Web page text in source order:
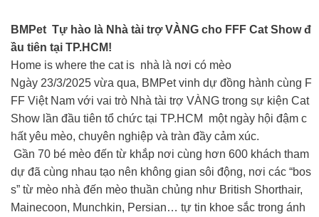
BMPet Tự hào là Nhà tài trợ VÀNG cho FFF Cat Show đ
ầu tiên tại TP.HCM!
Home is where the cat is nhà là nơi có mèo
Ngày 23/3/2025 vừa qua, BMPet vinh dự đồng hành cùng F
FF Việt Nam với vai trò Nhà tài trợ VÀNG trong sự kiện Cat
Show lần đầu tiên tổ chức tại TP.HCM một ngày hội đậm c
hất yêu mèo, chuyên nghiệp và tràn đầy cảm xúc.
Gần 70 bé mèo đến từ khắp nơi cùng hơn 600 khách tham
dự đã cùng nhau tạo nên không gian sôi động, nơi các “bos
s” từ mèo nhà đến mèo thuần chủng như British Shorthair,
Mainecoon, Munchkin, Persian… tự tin khoe sắc trong ánh